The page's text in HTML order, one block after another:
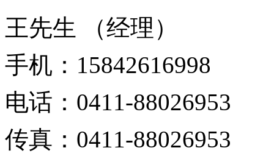
王先生 （经理）
手机： 15842616998
电话： 0411-88026953
传真： 0411-88026953